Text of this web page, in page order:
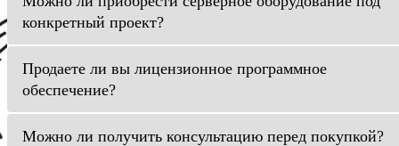
конкретный проект?
Продаете ли вы лицензионное программное
обеспечение?
Можно ли получить консультацию перед покупкой?